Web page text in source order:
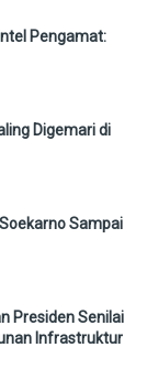
Pengamat:
Digemari di
Sampai
Presiden Senilai
Infrastruktur